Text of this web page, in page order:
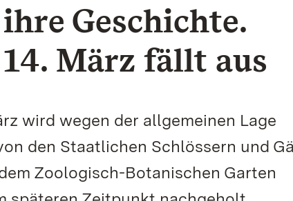
Geschichte.
März fällt aus
wird wegen der allgemeinen Lage
den Staatlichen Schlössern und
Zoologisch-Botanischen Garten